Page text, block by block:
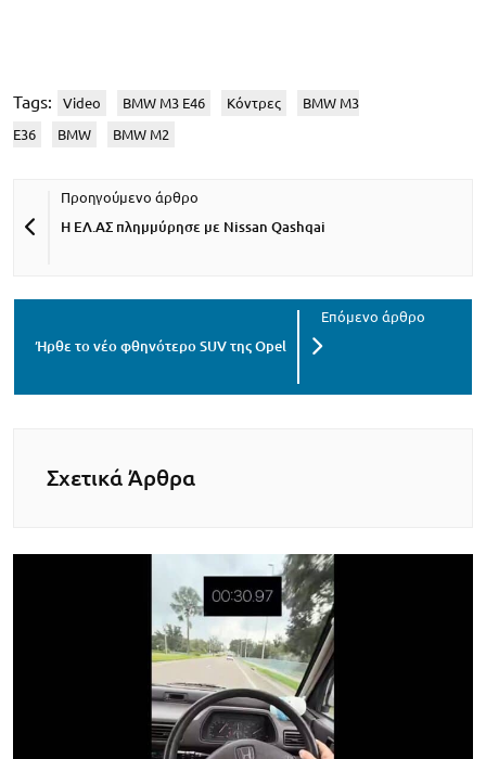
Tags: Video BMW M3 E46 Κόντρες BMW M3
E36 BMW BMW M2
H ΕΛ.ΑΣ πλημμύρησε με Nissan Qashqai
Ήρθε το νέο φθηνότερο SUV της Opel
Σχετικά Άρθρα